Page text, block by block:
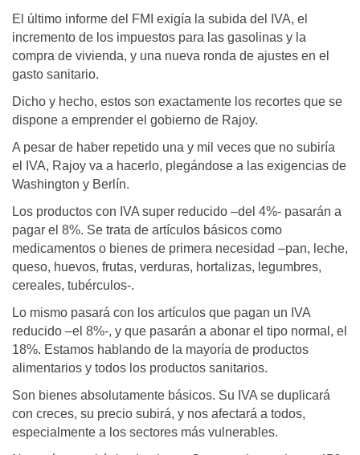
El último informe del FMI exigía la subida del IVA, el
incremento de los impuestos para las gasolinas y la
compra de vivienda, y una nueva ronda de ajustes en el
gasto sanitario.
Dicho y hecho, estos son exactamente los recortes que se
dispone a emprender el gobierno de Rajoy.
A pesar de haber repetido una y mil veces que no subiría
el IVA, Rajoy va a hacerlo, plegándose a las exigencias de
Washington y Berlín.
Los productos con IVA super reducido –del 4%- pasarán a
pagar el 8%. Se trata de artículos básicos como
medicamentos o bienes de primera necesidad –pan, leche,
queso, huevos, frutas, verduras, hortalizas, legumbres,
cereales, tubérculos-.
Lo mismo pasará con los artículos que pagan un IVA
reducido –el 8%-, y que pasarán a abonar el tipo normal, el
18%. Estamos hablando de la mayoría de productos
alimentarios y todos los productos sanitarios.
Son bienes absolutamente básicos. Su IVA se duplicará
con creces, su precio subirá, y nos afectará a todos,
especialmente a los sectores más vulnerables.